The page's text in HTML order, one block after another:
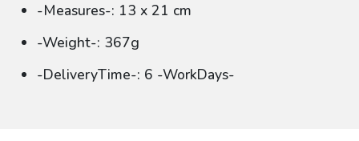
-Measures-: 13 x 21 cm
-Weight-: 367g
-DeliveryTime-: 6 -WorkDays-